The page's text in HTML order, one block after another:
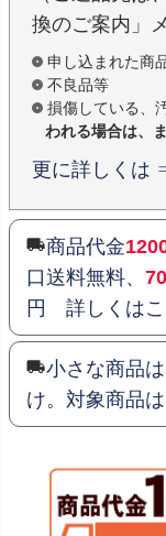
換のご案内」
申し込まれた商
不良品等
損傷している、
われる場合は、
更に詳しくは
商品代金
口送料無料、
円 詳しくはこ
小さな商品
け。対象商品